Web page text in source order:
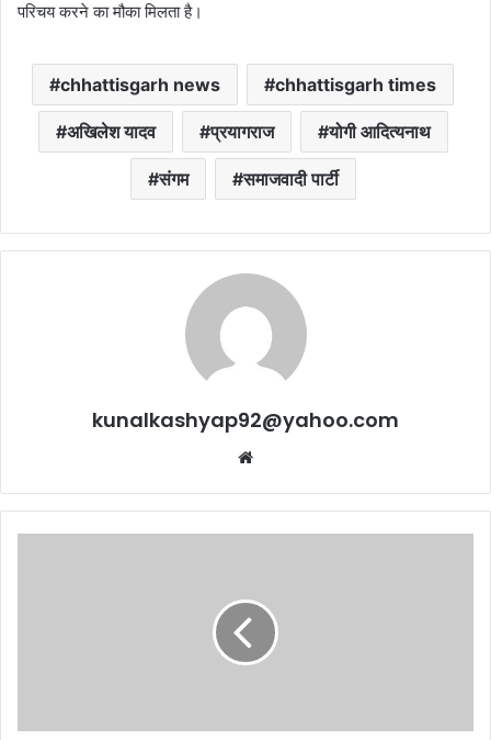
परिचय करने का मौका मिलता है।
chhattisgarh news chhattisgarh times
अखिलेश यादव प्रयागराज योगी आदित्यनाथ
संगम समाजवादी पार्टी
kunalkashyap92@yahoo.com
बैडमिंटन